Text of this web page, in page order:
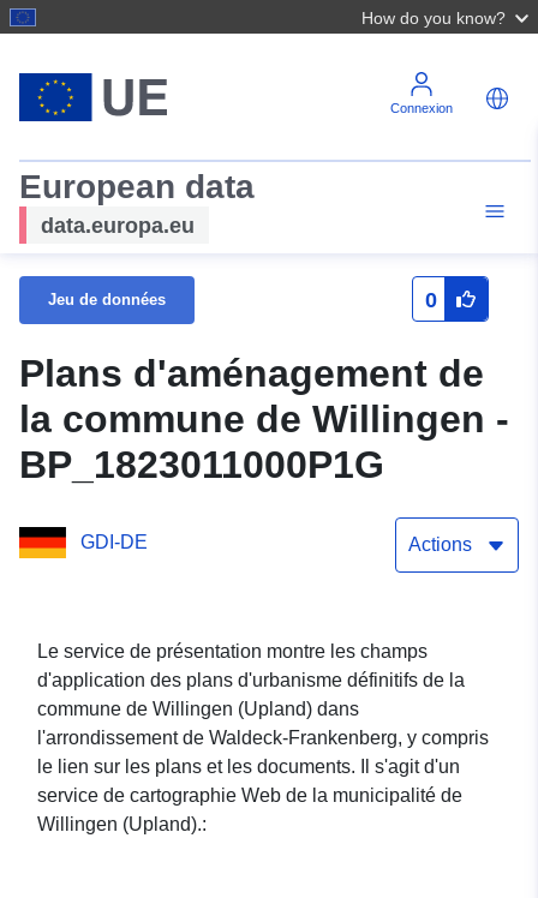
How do you know?
Connexion
European data
data.europa.eu
Jeu de données 0
Plans d'aménagement de
la commune de Willingen -
BP_1823011000P1G
GDI-DE Actions
Le service de présentation montre les champs
d'application des plans d'urbanisme définitifs de la
commune de Willingen (Upland) dans
l'arrondissement de Waldeck-Frankenberg, y compris
le lien sur les plans et les documents. Il s'agit d'un
service de cartographie Web de la municipalité de
Willingen (Upland).: